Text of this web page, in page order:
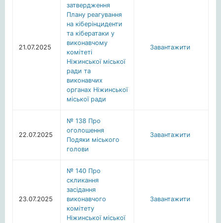
21.07.2025
затвердження
Плану реагування
на кіберінциденти
та кібератаки у
виконавчому
комітеті
Ніжинської міської
ради та
виконавчих
органах Ніжинської
міської ради
Завантажити
22.07.2025
№ 138 Про
оголошення
Подяки міського
голови
Завантажити
23.07.2025
№ 140 Про
скликання
засідання
виконавчого
комітету
Ніжинської міської
Завантажити